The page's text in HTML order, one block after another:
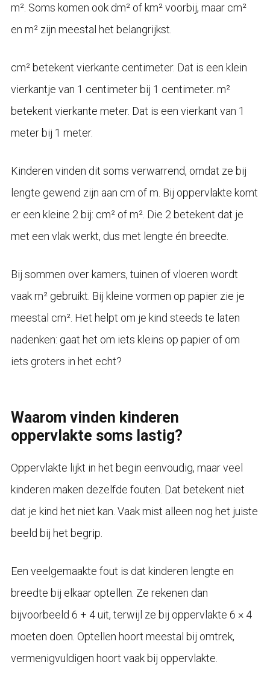
m². Soms komen ook dm² of km² voorbij, maar cm²
en m² zijn meestal het belangrijkst.
cm² betekent vierkante centimeter. Dat is een klein
vierkantje van 1 centimeter bij 1 centimeter. m²
betekent vierkante meter. Dat is een vierkant van 1
meter bij 1 meter.
Kinderen vinden dit soms verwarrend, omdat ze bij
lengte gewend zijn aan cm of m. Bij oppervlakte komt
er een kleine 2 bij: cm² of m². Die 2 betekent dat je
met een vlak werkt, dus met lengte én breedte.
Bij sommen over kamers, tuinen of vloeren wordt
vaak m² gebruikt. Bij kleine vormen op papier zie je
meestal cm². Het helpt om je kind steeds te laten
nadenken: gaat het om iets kleins op papier of om
iets groters in het echt?
Waarom vinden kinderen
oppervlakte soms lastig?
Oppervlakte lijkt in het begin eenvoudig, maar veel
kinderen maken dezelfde fouten. Dat betekent niet
dat je kind het niet kan. Vaak mist alleen nog het juiste
beeld bij het begrip.
Een veelgemaakte fout is dat kinderen lengte en
breedte bij elkaar optellen. Ze rekenen dan
bijvoorbeeld 6 + 4 uit, terwijl ze bij oppervlakte 6 × 4
moeten doen. Optellen hoort meestal bij omtrek,
vermenigvuldigen hoort vaak bij oppervlakte.